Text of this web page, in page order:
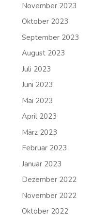
November 2023
Oktober 2023
September 2023
August 2023
Juli 2023
Juni 2023
Mai 2023
April 2023
März 2023
Februar 2023
Januar 2023
Dezember 2022
November 2022
Oktober 2022